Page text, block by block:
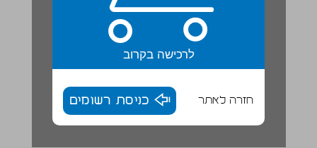
לרכישה בקרוב
חזרה לאתר כניסת רשומים